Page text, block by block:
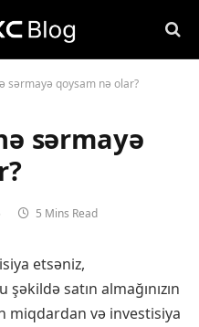
sərmayə qoysam nə olar?
sərmayə
5 Mins Read
etsəniz,
satın almağınızın
miqdardan və investisiya